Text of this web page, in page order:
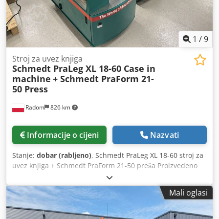
1 /9
Radom 826 km
Stroj za uvez knjiga
Schmedt PraLeg XL 18-60 Case in
machine + Schmedt PraForm 21-
50 Press
Informacije o cijeni Nazvati
Stanje: dobar (rabljeno), Schmedt PraLeg XL 18-60 stroj za
uvez knjiga + Schmedt PraForm 21-50 preša Proizvedeno
2022. Schmedt PraLeg XL 18-60 Stroj za umetanje knjižnog
bloka Stroj u dobrom stanju, spreman za rad. Stroj umeće
knjižni blok u prethodno pripremljene tvrde korice. Dvije
jedinice za nanošenje ljepila, glatko podešavanje debljine
ljepila. Format: Visina bloka: 80 – 450 mm Širina bloka: 110
Mali oglasi